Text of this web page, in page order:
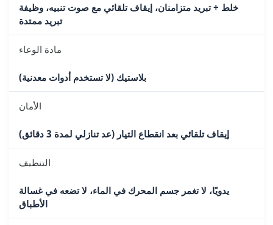
خلط + تبريد متزامنان، إيقاف تلقائي مع صوت تنبيه، وظيفة
تبريد ممتدة
مادة الوعاء
بلاستيك (لا تستخدم أدوات معدنية)
الأمان
إيقاف تلقائي بعد انقطاع التيار (عد تنازلي لمدة 3 دقائق)
التنظيف
يدويًا، لا تغمر جسم المحرك في الماء، لا تضعه في غسالة
الأطباق